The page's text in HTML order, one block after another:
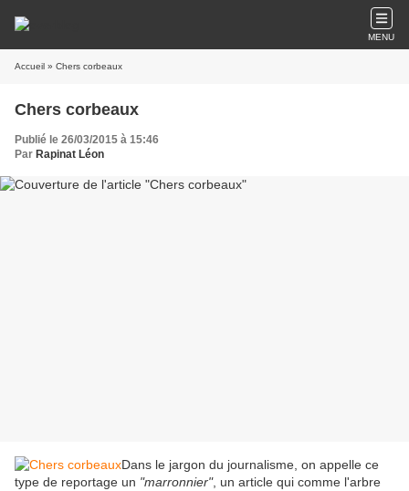
MENU
Accueil » Chers corbeaux
Chers corbeaux
Publié le 26/03/2015 à 15:46
Par Rapinat Léon
Dans le jargon du journalisme, on appelle ce
type de reportage un "marronnier", un article qui comme l'arbre